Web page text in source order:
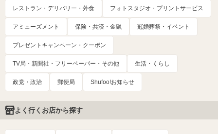
レストラン・デリバリー・外食 フォトスタジオ・プリントサービス
アミューズメント 保険・共済・金融 冠婚葬祭・イベント
プレゼントキャンペーン・クーポン
TV局・新聞社・フリーペーパー・その他 生活・くらし
政党・政治 郵便局 Shufoo!お知らせ
よく行くお店から探す